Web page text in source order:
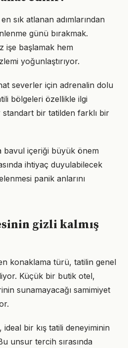
sık atlanan adımlarından
günü bırakmak.
işe başlamak hem
yoğunlaştırıyor.
severler için adrenalin dolu
bölgeleri özellikle ilgi
bir tatilden farklı bir
bavul içeriği büyük önem
ihtiyaç duyulabilecek
panik anlarını
gizli kalmış
konaklama türü, tatilin genel
Küçük bir butik otel,
sunamayacağı samimiyet
ideal bir kış tatili deneyiminin
unsur tercih sırasında